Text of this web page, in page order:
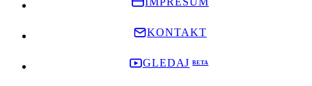
KONTAKT
GLEDAJ